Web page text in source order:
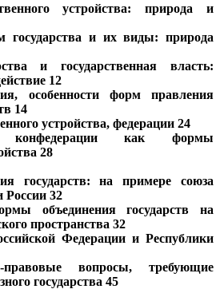
устройства: природа и
государства и их виды: природа
и государственная власть:
12
особенности форм правления
14
устройства, федерации 24
конфедерации как формы
28
государств: на примере союза
России 32
объединения государств на
пространства 32
Федерации и Республики
правовые вопросы, требующие
государства 45